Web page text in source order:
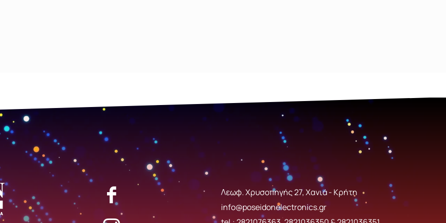
Λεωφ. Χρυσοπηγής 27, Χανιά - Κρήτη
info@poseidonelectronics.gr